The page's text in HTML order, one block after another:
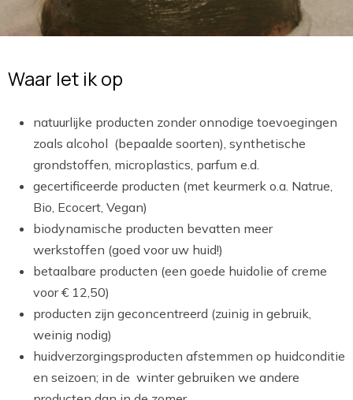
Waar let ik op
natuurlijke producten zonder onnodige toevoegingen
zoals alcohol (bepaalde soorten), synthetische
grondstoffen, microplastics, parfum e.d.
gecertificeerde producten (met keurmerk o.a. Natrue,
Bio, Ecocert, Vegan)
biodynamische producten bevatten meer
werkstoffen (goed voor uw huid!)
betaalbare producten (een goede huidolie of creme
voor € 12,50)
producten zijn geconcentreerd (zuinig in gebruik,
weinig nodig)
huidverzorgingsproducten afstemmen op huidconditie
en seizoen; in de winter gebruiken we andere